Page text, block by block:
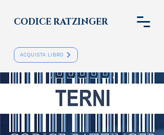
CODICE RATZINGER
ACQUISTA LIBRO